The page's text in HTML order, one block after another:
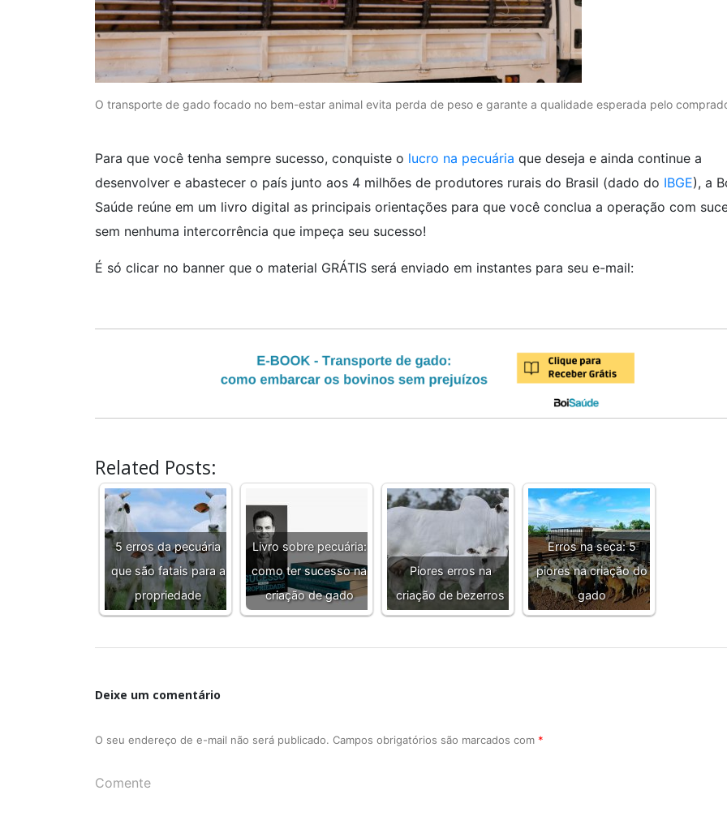
O transporte de gado focado no bem-estar animal evita perda de peso e garante a qualidade esperada pelo
Para que você tenha sempre sucesso, conquiste o lucro na pecuária que deseja e ainda continue a
desenvolver e abastecer o país junto aos 4 milhões de produtores rurais do Brasil (dado do IBGE), a
Saúde reúne em um livro digital as principais orientações para que você conclua a operação com
sem nenhuma intercorrência que impeça seu sucesso!
É só clicar no banner que o material GRÁTIS será enviado em instantes para seu e-mail:
Related Posts:
5 erros da pecuária
que são fatais para a
propriedade
Livro sobre pecuária:
como ter sucesso na
criação de gado
Piores erros na
criação de bezerros
Erros na seca: 5
piores na criação do
gado
Deixe um comentário
O seu endereço de e-mail não será publicado. Campos obrigatórios são marcados com *